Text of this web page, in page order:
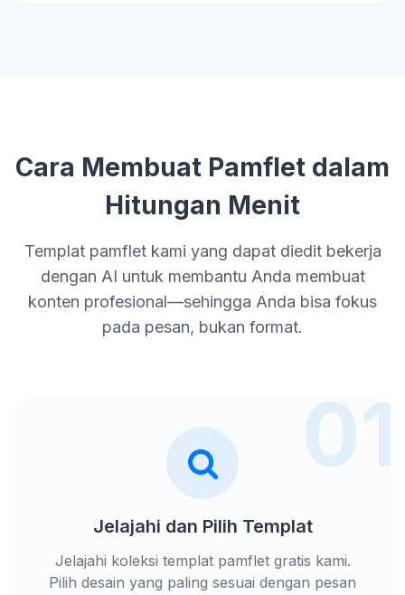
Cara Membuat Pamflet dalam
Hitungan Menit
Templat pamflet kami yang dapat diedit bekerja
dengan AI untuk membantu Anda membuat
konten profesional—sehingga Anda bisa fokus
pada pesan, bukan format.
01
Jelajahi dan Pilih Templat
Jelajahi koleksi templat pamflet gratis kami.
Pilih desain yang paling sesuai dengan pesan